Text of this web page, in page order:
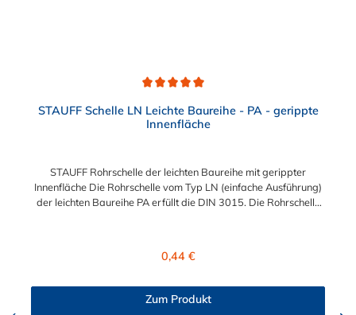
STAUFF Schelle LN Leichte Baureihe - PA - gerippte
Innenfläche
STAUFF Rohrschelle der leichten Baureihe mit gerippter
Innenfläche Die Rohrschelle vom Typ LN (einfache Ausführung)
der leichten Baureihe PA erfüllt die DIN 3015. Die Rohrschelle
Regulärer Preis:
0,44 €
Zum Produkt